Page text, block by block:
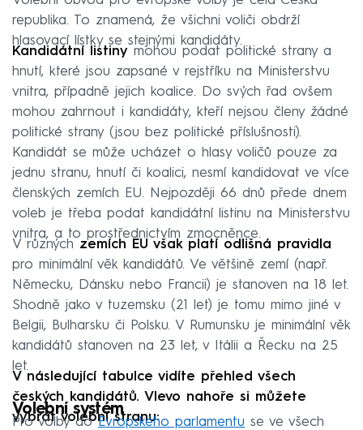
republika. To znamená, že všichni voliči obdrží
hlasovací lístky se stejnými kandidáty.
Kandidátní listiny mohou podat politické strany a
hnutí, které jsou zapsané v rejstříku na Ministerstvu
vnitra, případně jejich koalice. Do svých řad ovšem
mohou zahrnout i kandidáty, kteří nejsou členy žádné
politické strany (jsou bez politické příslušnosti).
Kandidát se může ucházet o hlasy voličů pouze za
jednu stranu, hnutí či koalici, nesmí kandidovat ve více
členských zemích EU. Nejpozději 66 dnů přede dnem
voleb je třeba podat kandidátní listinu na Ministerstvu
vnitra, a to prostřednictvím zmocněnce.
V různých zemích EU však platí odlišná pravidla
pro minimální věk kandidátů. Ve většině zemí (např.
Německu, Dánsku nebo Francii) je stanoven na 18 let.
Shodně jako v tuzemsku (21 let) je tomu mimo jiné v
Belgii, Bulharsku či Polsku. V Rumunsku je minimální věk
kandidátů stanoven na 23 let, v Itálii a Řecku na 25
let.
V následující tabulce vidíte přehled všech
českých kandidátů. Vlevo nahoře si můžete
vybrat volební stranu:
Volební systém
Pro volby doEvropského parlamentu se ve všech